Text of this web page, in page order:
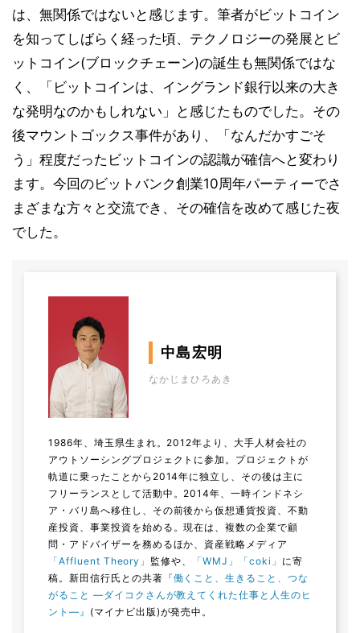
は、無関係ではないと感じます。筆者がビットコイン
を知ってしばらく経った頃、テクノロジーの発展とビ
ットコイン(ブロックチェーン)の誕生も無関係ではな
く、「ビットコインは、イングランド銀行以来の大き
な発明なのかもしれない」と感じたものでした。その
後マウントゴックス事件があり、「なんだかすごそ
う」程度だったビットコインの認識が確信へと変わり
ます。今回のビットバンク創業10周年パーティーでさ
まざまな方々と交流でき、その確信を改めて感じた夜
でした。
中島宏明
なかじまひろあき
1986年、埼玉県生まれ。2012年より、大手人材会社の
アウトソーシングプロジェクトに参加。プロジェクトが
軌道に乗ったことから2014年に独立し、その後は主に
フリーランスとして活動中。2014年、一時インドネシ
ア・バリ島へ移住し、その前後から仮想通貨投資、不動
産投資、事業投資を始める。現在は、複数の企業で顧
問・アドバイザーを務めるほか、資産戦略メディア
「Affluent Theory」 監修や、 「WMJ」 「coki」 に寄
稿。新田信行氏との共著 『働くこと、生きること、つな
がること ―ダイコクさんが教えてくれた仕事と人生のヒ
ント―』 (マイナビ出版)が発売中。